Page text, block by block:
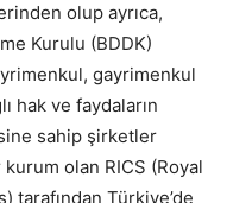
olup ayrıca,
Kurulu (BDDK)
gayrimenkul
hak ve faydaların
sahip şirketler
kurum olan RICS (Royal
Türkiye’de